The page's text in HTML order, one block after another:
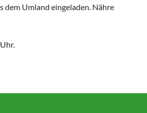
dem Umland eingeladen. Nähre